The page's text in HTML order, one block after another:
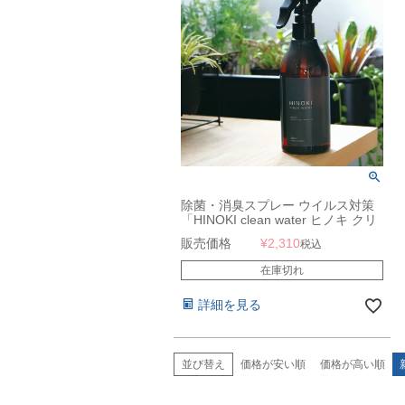
除菌・消臭スプレー ウイルス対策
「HINOKI clean water ヒノキ クリ
ーンウォーター 300ml」
販売価格 ¥2,310税込
在庫切れ
詳細を見る
並び替え 価格が安い順 価格が高い順